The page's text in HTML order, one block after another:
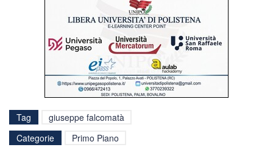
Tag
giuseppe falcomatà
Categorie
Primo Piano